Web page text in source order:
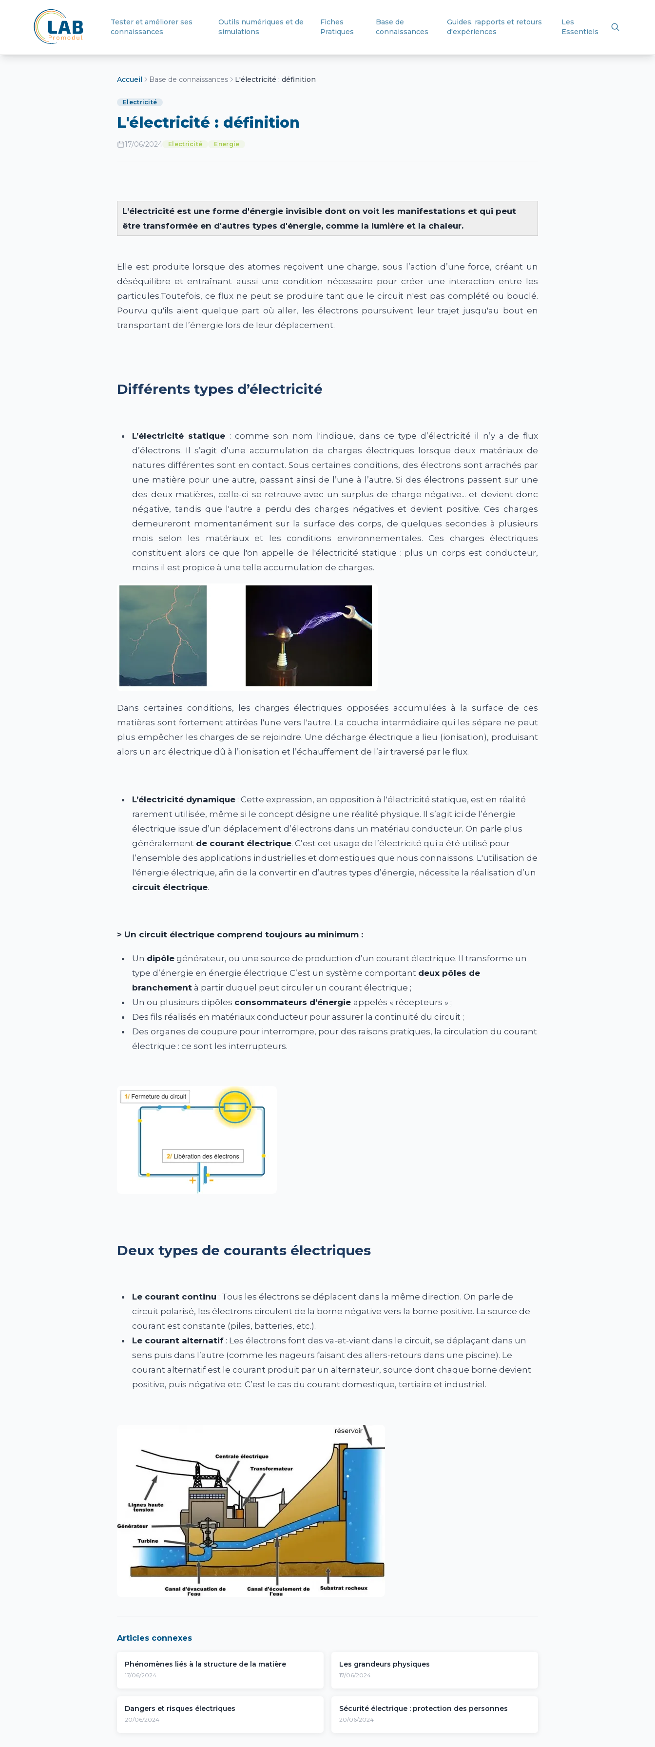
Retour à l'accueil
Tester et améliorer ses
connaissances
Outils numériques et de
simulations
Fiches
Pratiques
Base de
connaissances
Guides, rapports et retours
d'expériences
Les
Essentiels
Accueil Base de connaissances L'électricité : définition
Electricité
L'électricité : définition
17/06/2024 Electricité Energie
L'électricité est une forme d'énergie invisible dont on voit les manifestations et qui peut
être transformée en d'autres types d'énergie, comme la lumière et la chaleur.
Elle est produite lorsque des atomes reçoivent une charge, sous l’action d’une force, créant un
déséquilibre et entraînant aussi une condition nécessaire pour créer une interaction entre les
particules.Toutefois, ce flux ne peut se produire tant que le circuit n'est pas complété ou bouclé.
Pourvu qu'ils aient quelque part où aller, les électrons poursuivent leur trajet jusqu'au bout en
transportant de l’énergie lors de leur déplacement.
Différents types d’électricité
L’électricité statique : comme son nom l'indique, dans ce type d’électricité il n’y a de flux
d’électrons. Il s’agit d’une accumulation de charges électriques lorsque deux matériaux de
natures différentes sont en contact. Sous certaines conditions, des électrons sont arrachés par
une matière pour une autre, passant ainsi de l’une à l’autre. Si des électrons passent sur une
des deux matières, celle-ci se retrouve avec un surplus de charge négative... et devient donc
négative, tandis que l'autre a perdu des charges négatives et devient positive. Ces charges
demeureront momentanément sur la surface des corps, de quelques secondes à plusieurs
mois selon les matériaux et les conditions environnementales. Ces charges électriques
constituent alors ce que l'on appelle de l'électricité statique : plus un corps est conducteur,
moins il est propice à une telle accumulation de charges.
Dans certaines conditions, les charges électriques opposées accumulées à la surface de ces
matières sont fortement attirées l'une vers l'autre. La couche intermédiaire qui les sépare ne peut
plus empêcher les charges de se rejoindre. Une décharge électrique a lieu (ionisation), produisant
alors un arc électrique dû à l’ionisation et l’échauffement de l’air traversé par le flux.
L’électricité dynamique : Cette expression, en opposition à l'électricité statique, est en réalité
rarement utilisée, même si le concept désigne une réalité physique. Il s’agit ici de l’énergie
électrique issue d’un déplacement d’électrons dans un matériau conducteur. On parle plus
généralement de courant électrique. C’est cet usage de l’électricité qui a été utilisé pour
l’ensemble des applications industrielles et domestiques que nous connaissons. L'utilisation de
l'énergie électrique, afin de la convertir en d’autres types d’énergie, nécessite la réalisation d’un
circuit électrique.
> Un circuit électrique comprend toujours au minimum :
Un dipôle générateur, ou une source de production d’un courant électrique. Il transforme un
type d’énergie en énergie électrique C’est un système comportant deux pôles de
branchement à partir duquel peut circuler un courant électrique ;
Un ou plusieurs dipôles consommateurs d’énergieappelés « récepteurs » ;
Des fils réalisés en matériaux conducteur pour assurer la continuité du circuit ;
Des organes de coupure pour interrompre, pour des raisons pratiques, la circulation du courant
électrique : ce sont les interrupteurs.
Deux types de courants électriques
Le courant continu : Tous les électrons se déplacent dans la même direction. On parle de
circuit polarisé, les électrons circulent de la borne négative vers la borne positive. La source de
courant est constante (piles, batteries, etc.).
Le courant alternatif : Les électrons font des va-et-vient dans le circuit, se déplaçant dans un
sens puis dans l’autre (comme les nageurs faisant des allers-retours dans une piscine). Le
courant alternatif est le courant produit par un alternateur, source dont chaque borne devient
positive, puis négative etc. C’est le cas du courant domestique, tertiaire et industriel.
Articles connexes
Phénomènes liés à la structure de la matière
17/06/2024
Les grandeurs physiques
17/06/2024
Dangers et risques électriques
20/06/2024
Sécurité électrique : protection des personnes
20/06/2024